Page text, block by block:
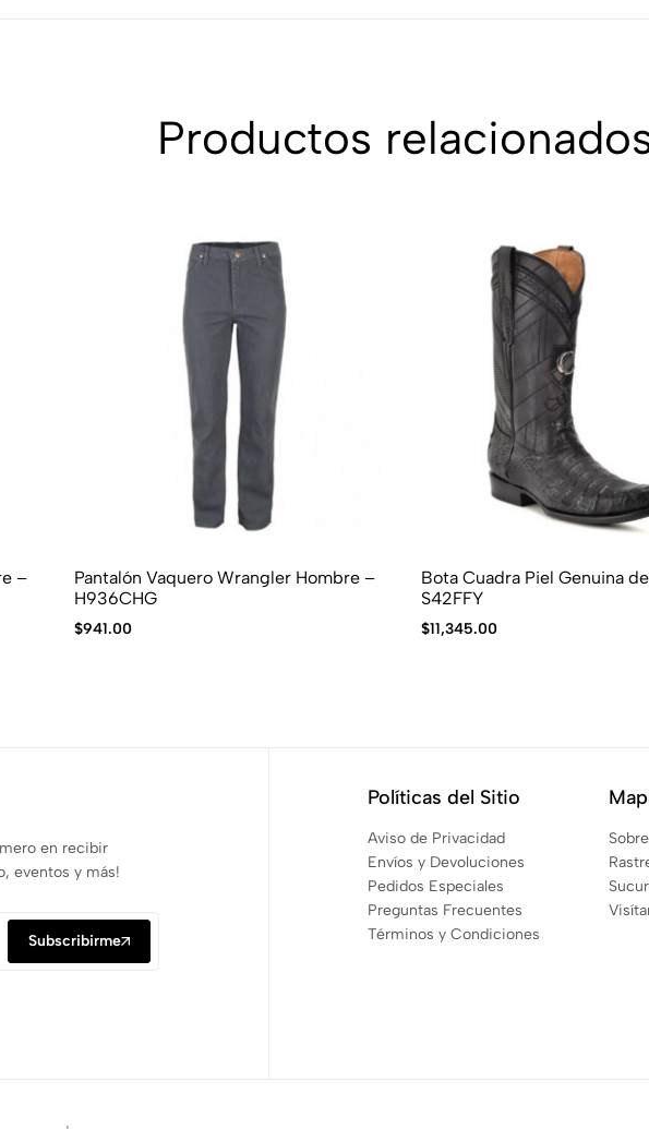
Productos
–
Pantalón Vaquero Wrangler Hombre –
H936CHG
$941.00
Bota Cuadra Piel Genuina
S42FFY
$11,345.00
en recibir
eventos y más!
Subscribirme
Políticas del Sitio
Aviso de Privacidad
Envíos y Devoluciones
Pedidos Especiales
Preguntas Frecuentes
Términos y Condiciones